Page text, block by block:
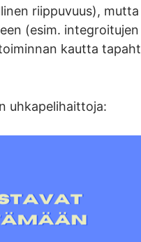
riippuvuus),
(esim.
kautta
uhkapelihaittoja: